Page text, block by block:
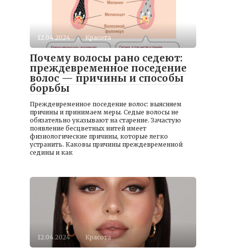
12.04.2024 Красота
Почему волосы рано седеют:
преждевременное поседение
волос — причины и способы
борьбы
Преждевременное поседение волос: выясняем
причины и принимаем меры. Седые волосы не
обязательно указывают на старение. Зачастую
появление бесцветных нитей имеет
физиологические причины, которые легко
устранить. Каковы причины преждевременной
седины и как
12.04.2024 Красота